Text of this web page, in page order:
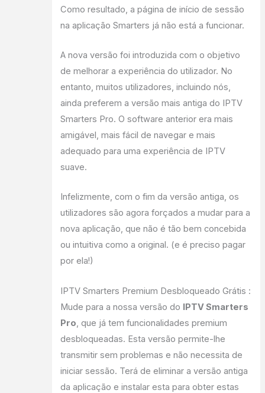
Como resultado, a página de início de sessão
na aplicação Smarters já não está a funcionar.
A nova versão foi introduzida com o objetivo
de melhorar a experiência do utilizador. No
entanto, muitos utilizadores, incluindo nós,
ainda preferem a versão mais antiga do IPTV
Smarters Pro. O software anterior era mais
amigável, mais fácil de navegar e mais
adequado para uma experiência de IPTV
suave.
Infelizmente, com o fim da versão antiga, os
utilizadores são agora forçados a mudar para a
nova aplicação, que não é tão bem concebida
ou intuitiva como a original. (e é preciso pagar
por ela!)
IPTV Smarters Premium Desbloqueado Grátis :
Mude para a nossa versão do IPTV Smarters
Pro, que já tem funcionalidades premium
desbloqueadas. Esta versão permite-lhe
transmitir sem problemas e não necessita de
iniciar sessão. Terá de eliminar a versão antiga
da aplicação e instalar esta para obter estas